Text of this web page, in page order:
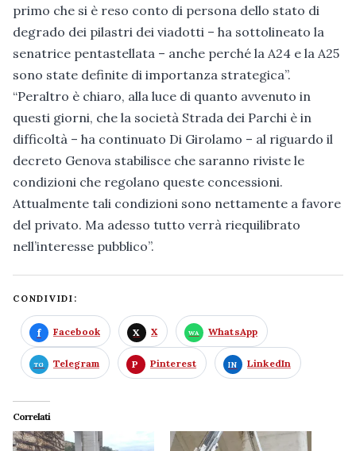
primo che si è reso conto di persona dello stato di
degrado dei pilastri dei viadotti – ha sottolineato la
senatrice pentastellata – anche perché la A24 e la A25
sono state definite di importanza strategica”.
“Peraltro è chiaro, alla luce di quanto avvenuto in
questi giorni, che la società Strada dei Parchi è in
difficoltà – ha continuato Di Girolamo – al riguardo il
decreto Genova stabilisce che saranno riviste le
condizioni che regolano queste concessioni.
Attualmente tali condizioni sono nettamente a favore
del privato. Ma adesso tutto verrà riequilibrato
nell’interesse pubblico”.
CONDIVIDI:
Facebook X WhatsApp
Telegram Pinterest LinkedIn
Correlati